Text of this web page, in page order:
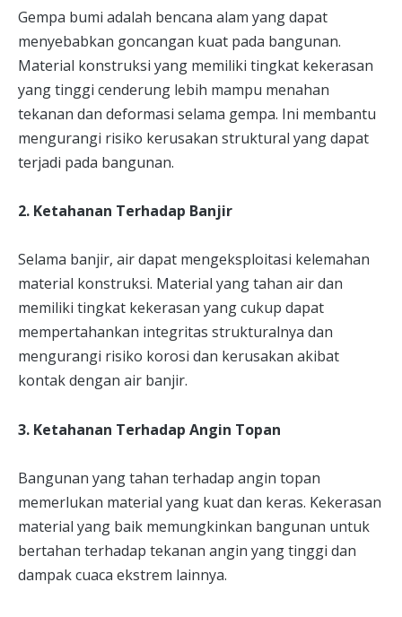
Gempa bumi adalah bencana alam yang dapat
menyebabkan goncangan kuat pada bangunan.
Material konstruksi yang memiliki tingkat kekerasan
yang tinggi cenderung lebih mampu menahan
tekanan dan deformasi selama gempa. Ini membantu
mengurangi risiko kerusakan struktural yang dapat
terjadi pada bangunan.
2. Ketahanan Terhadap Banjir
Selama banjir, air dapat mengeksploitasi kelemahan
material konstruksi. Material yang tahan air dan
memiliki tingkat kekerasan yang cukup dapat
mempertahankan integritas strukturalnya dan
mengurangi risiko korosi dan kerusakan akibat
kontak dengan air banjir.
3. Ketahanan Terhadap Angin Topan
Bangunan yang tahan terhadap angin topan
memerlukan material yang kuat dan keras. Kekerasan
material yang baik memungkinkan bangunan untuk
bertahan terhadap tekanan angin yang tinggi dan
dampak cuaca ekstrem lainnya.